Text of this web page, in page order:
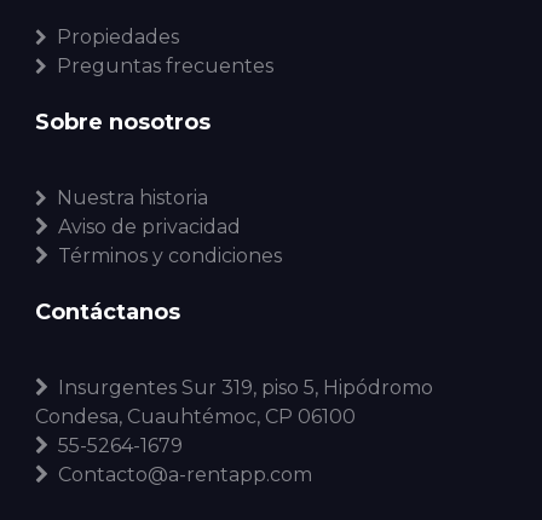
Propiedades
Preguntas frecuentes
Sobre nosotros
Nuestra historia
Aviso de privacidad
Términos y condiciones
Contáctanos
Insurgentes Sur 319, piso 5, Hipódromo
Condesa, Cuauhtémoc, CP 06100
55-5264-1679
Contacto@a-rentapp.com